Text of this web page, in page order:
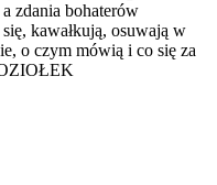
zdania bohaterów
kawałkują, osuwają w
o czym mówią i co się za